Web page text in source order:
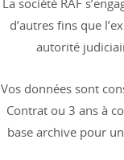
La société RAF
d’autres fins que
autorité
Vos données sont
Contrat ou 3 ans à
base archive pour